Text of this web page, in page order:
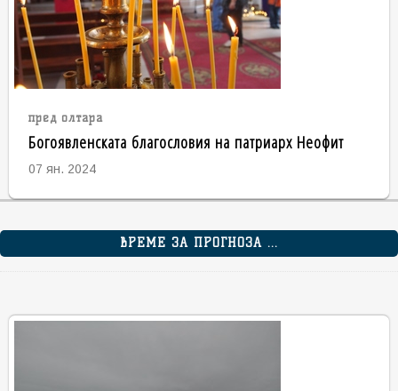
пред олтара
Богоявленската благословия на патриарх Неофит
07 ян. 2024
ВРЕМЕ ЗА ПРОГНОЗА ...